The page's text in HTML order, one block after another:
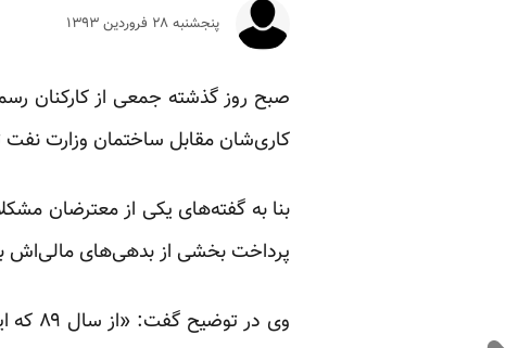
پنجشنبه ۲۸ فروردين ۱۳۹۳
کاری‌شان مقابل ساختمان وزارت نفت
پرداخت بخشی از بدهی‌های مالی‌اش